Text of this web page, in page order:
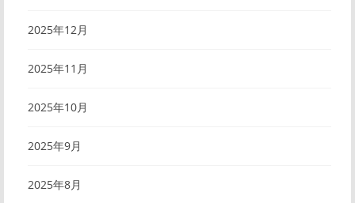
2025年12月
2025年11月
2025年10月
2025年9月
2025年8月